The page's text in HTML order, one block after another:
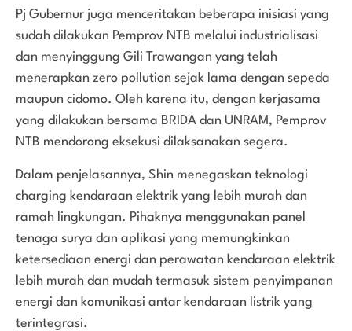
Pj Gubernur juga menceritakan beberapa inisiasi yang
sudah dilakukan Pemprov NTB melalui industrialisasi
dan menyinggung Gili Trawangan yang telah
menerapkan zero pollution sejak lama dengan sepeda
maupun cidomo. Oleh karena itu, dengan kerjasama
yang dilakukan bersama BRIDA dan UNRAM, Pemprov
NTB mendorong eksekusi dilaksanakan segera.
Dalam penjelasannya, Shin menegaskan teknologi
charging kendaraan elektrik yang lebih murah dan
ramah lingkungan. Pihaknya menggunakan panel
tenaga surya dan aplikasi yang memungkinkan
ketersediaan energi dan perawatan kendaraan elektrik
lebih murah dan mudah termasuk sistem penyimpanan
energi dan komunikasi antar kendaraan listrik yang
terintegrasi.